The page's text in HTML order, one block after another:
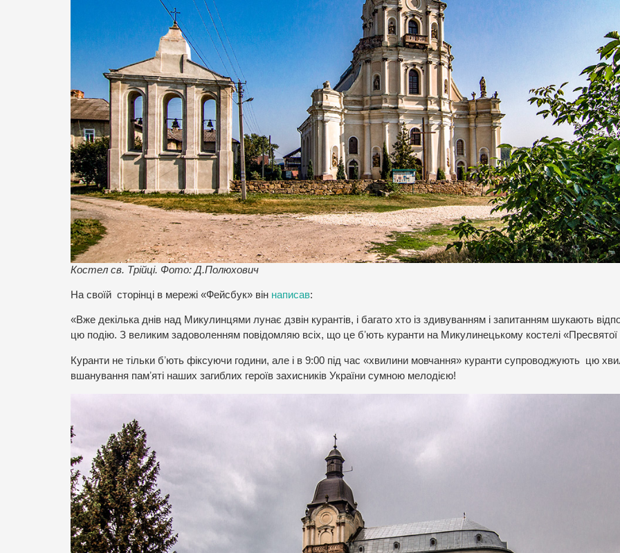
Костел св. Трійці. Фото: Д.Полюхович
На своїй сторінці в мережі «Фейсбук» він написав:
«Вже декілька днів над Микулинцями лунає дзвін курантів, і багато хто із здивуванням і запитанням шукають
цю подію. З великим задоволенням повідомляю всіх, що це бʼють куранти на Микулинецькому костелі «Пресвятої
Куранти не тільки бʼють фіксуючи години, але і в 9:00 під час «хвилини мовчання» куранти супроводжують цю
вшанування памʼяті наших загиблих героїв захисників України сумною мелодією!